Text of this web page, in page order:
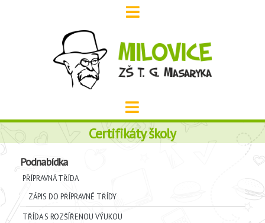
Certifikáty školy
Podnabídka
PŘÍPRAVNÁ TŘÍDA
ZÁPIS DO PŘÍPRAVNÉ TŘÍDY
TŘÍDA S ROZŠÍŘENOU VÝUKOU